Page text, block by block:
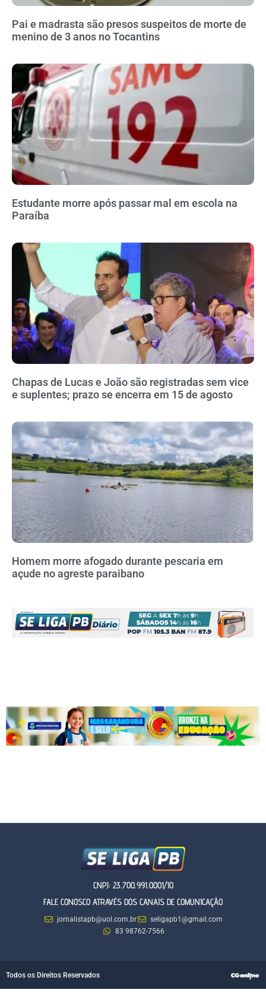
Pai e madrasta são presos suspeitos de morte de
menino de 3 anos no Tocantins
Estudante morre após passar mal em escola na
Paraíba
Chapas de Lucas e João são registradas sem vice
e suplentes; prazo se encerra em 15 de agosto
Homem morre afogado durante pescaria em
açude no agreste paraibano
CNPJ: 23.700.991.0001/10
FALE CONOSCO ATRAVÉS DOS CANAIS DE COMUNICAÇÃO
jornalistapb@uol.com.br
seligapb1@gmail.com
83 98762-7566
Todos os Direitos Reservados